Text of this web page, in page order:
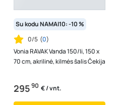
Su kodu NAMAI10: -10 %
0/5 (0)
Vonia RAVAK Vanda 150/Ii, 150 x
70 cm, akrilinė, kilmės šalis Čekija
29590 € / vnt.